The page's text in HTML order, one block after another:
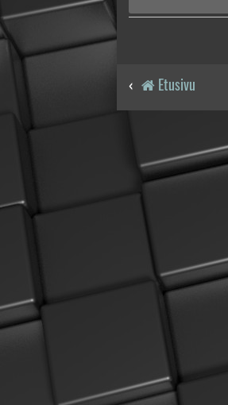
Etusivu